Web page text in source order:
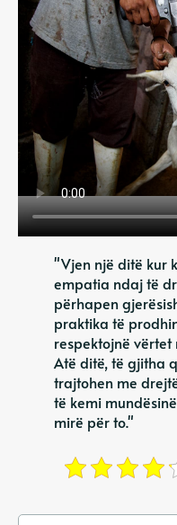
"Vjen një ditë kur
empatia ndaj të
përhapen
praktika të
respektojnë
Atë ditë, të gjitha
trajtohen me
të kemi
mirë për to."